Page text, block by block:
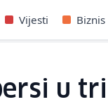
Vijesti Biznis
u